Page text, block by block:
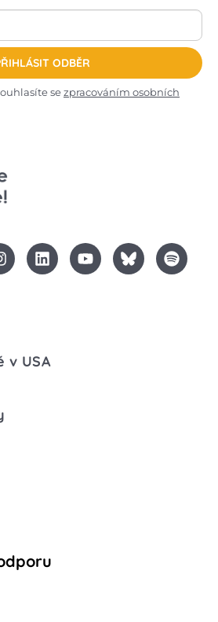
ODBĚR
sezpracováním osobních
v USA